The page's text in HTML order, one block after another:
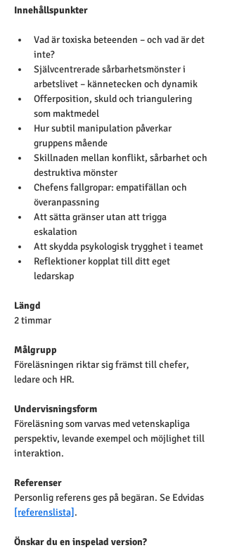
Innehållspunkter
Vad är toxiska beteenden – och vad är det
inte?
Självcentrerade sårbarhetsmönster i
arbetslivet – kännetecken och dynamik
Offerposition, skuld och triangulering
som maktmedel
Hur subtil manipulation påverkar
gruppens mående
Skillnaden mellan konflikt, sårbarhet och
destruktiva mönster
Chefens fallgropar: empatifällan och
överanpassning
Att sätta gränser utan att trigga
eskalation
Att skydda psykologisk trygghet i teamet
Reflektioner kopplat till ditt eget
ledarskap
Längd
2 timmar
Målgrupp
Föreläsningen riktar sig främst till chefer,
ledare och HR.
Undervisningsform
Föreläsning som varvas med vetenskapliga
perspektiv, levande exempel och möjlighet till
interaktion.
Referenser
Personlig referens ges på begäran. Se Edvidas
[referenslista] .
Önskar du en inspelad version?